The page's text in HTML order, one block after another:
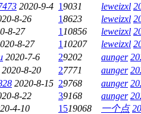
2020-9-4 19031 leweizxl
8-26 18623 leweizxl
8-27 1 10856 leweizxl
8-27 1 10207 leweizxl
2020-7-6 29202 aunger
2020-8-20 27771 aunger
2020-8-15 29768 aunger
8-22 39168 aunger
4-10 1519068 一个点